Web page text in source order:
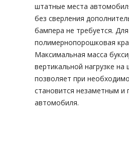
штатные места
без сверления
бампера не требуется.
полимернопорошковая
Максимальная масса
вертикальной нагрузке
позволяет при
становится незаметным и
автомобиля.